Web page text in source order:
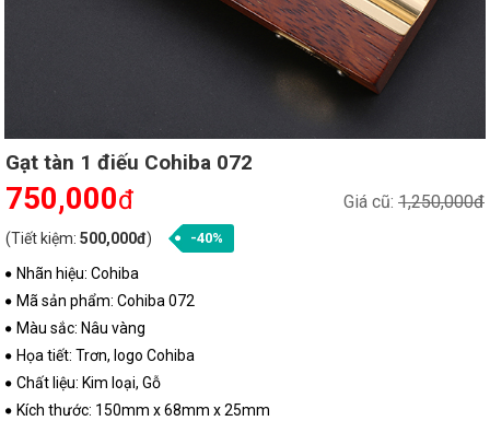
Gạt tàn 1 điếu Cohiba 072
Giá cũ: 1,250,000đ
750,000đ
(Tiết kiệm: 500,000đ) -40%
Nhãn hiệu: Cohiba
Mã sản phẩm: Cohiba 072
Màu sắc: Nâu vàng
Họa tiết: Trơn, logo Cohiba
Chất liệu: Kim loại, Gỗ
Kích thước: 150mm x 68mm x 25mm